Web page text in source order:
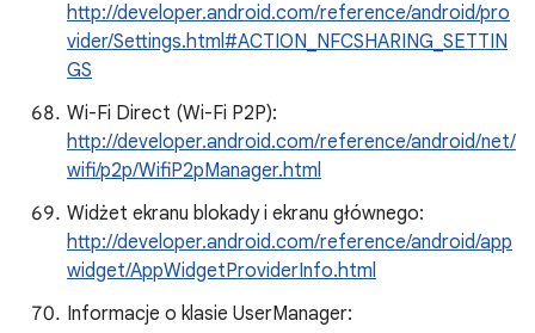
http://developer.android.com/reference/android/pro
vider/Settings.html#ACTION_NFCSHARING_SETTIN
GS
Wi-Fi Direct (Wi-Fi P2P):
http://developer.android.com/reference/android/net/
wifi/p2p/WifiP2pManager.html
Widżet ekranu blokady i ekranu głównego:
http://developer.android.com/reference/android/app
widget/AppWidgetProviderInfo.html
Informacje o klasie UserManager: